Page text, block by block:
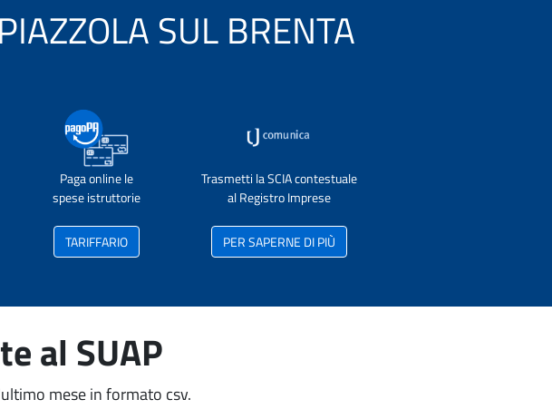
SUL BRENTA
Paga online le
spese istruttorie
TARIFFARIO
Trasmetti la SCIA contestuale
al Registro Imprese
PER SAPERNE DI PIÙ
al SUAP
mese in formato csv.